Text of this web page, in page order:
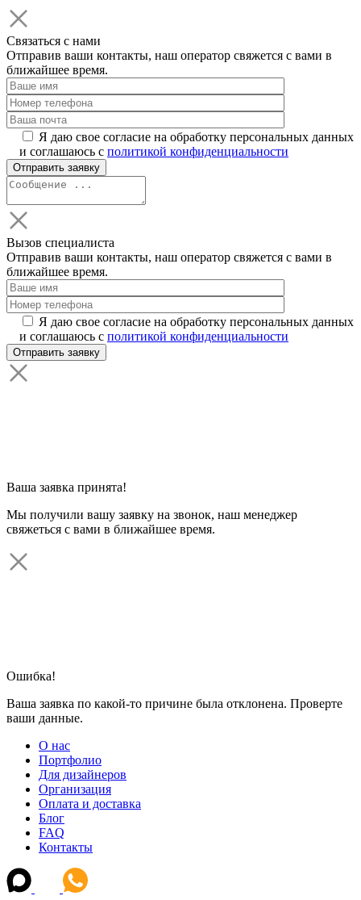
Связаться с нами
Отправив ваши контакты, наш оператор свяжется с вами в
ближайшее время.
Я даю свое согласие на обработку персональных данных
и соглашаюсь с политикой конфиденциальности
Вызов специалиста
Отправив ваши контакты, наш оператор свяжется с вами в
ближайшее время.
Я даю свое согласие на обработку персональных данных
и соглашаюсь с политикой конфиденциальности
Ваша заявка принята!
Мы получили вашу заявку на звонок, наш менеджер
свяжеться с вами в ближайшее время.
Ошибка!
Ваша заявка по какой-то причине была отклонена. Проверте
ваши данные.
О нас
Портфолио
Для дизайнеров
Организация
Оплата и доставка
Блог
FAQ
Контакты